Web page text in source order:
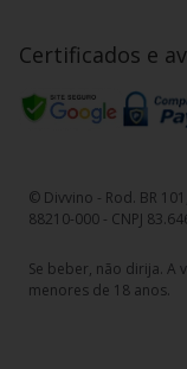
Certificados e
© Divvino - Rod. BR
88210-000 - CNPJ
Se beber, não dirija. A
menores de 18 anos.